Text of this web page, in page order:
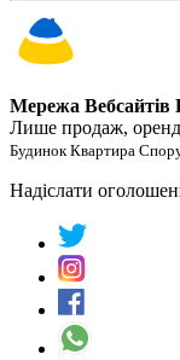
Мережа Вебсайтів
Лише продаж,
Будинок Квартира
Надіслати